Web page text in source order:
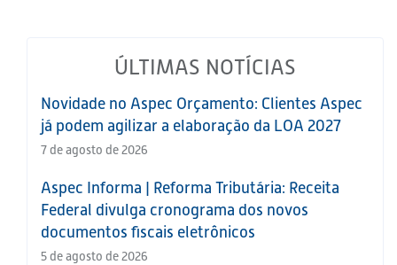
ÚLTIMAS NOTÍCIAS
Novidade no Aspec Orçamento: Clientes Aspec
já podem agilizar a elaboração da LOA 2027
7 de agosto de 2026
Aspec Informa | Reforma Tributária: Receita
Federal divulga cronograma dos novos
documentos fiscais eletrônicos
5 de agosto de 2026